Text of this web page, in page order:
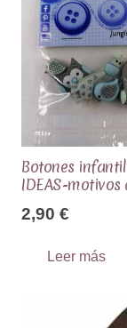
Botones
IDEAS-motivos
2,90 €
Leer más